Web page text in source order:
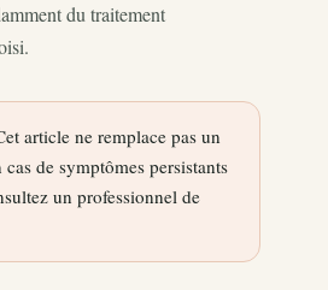
du traitement
article ne remplace pas un
de symptômes persistants
un professionnel de